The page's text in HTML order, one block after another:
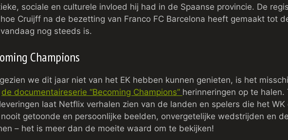
sociale en culturele invloed hij had in de Spaanse provincie. De
Cruijff na de bezetting van Franco FC Barcelona heeft gemaakt tot
nog steeds is.
Champions
we dit jaar niet van het EK hebben kunnen genieten, is het
de documentaireserie “Becoming Champions” herinneringen op te
laat Netflix verhalen zien van de landen en spelers die het
getoonde en persoonlijke beelden, onvergetelijke wedstrijden en
– het is meer dan de moeite waard om te bekijken!